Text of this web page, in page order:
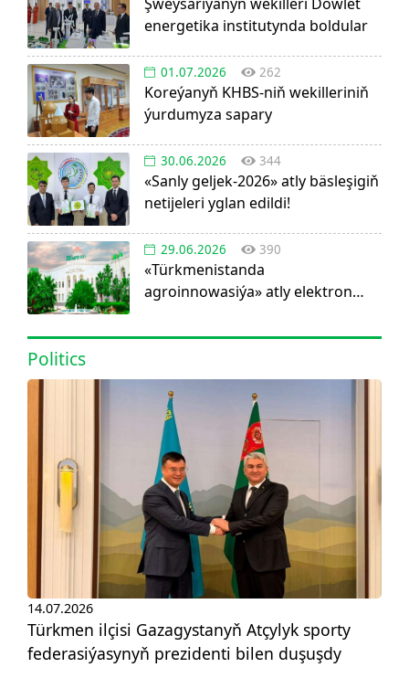
energetika institutynda boldular
01.07.2026 262
Koreýanyň KHBS-niň wekilleriniň
ýurdumyza sapary
30.06.2026 344
«Sanly geljek-2026» atly bäsleşigiň
netijeleri yglan edildi!
29.06.2026 390
«Türkmenistanda
agroinnowasiýa» atly elektron
Politics
14.07.2026
Türkmen ilçisi Gazagystanyň Atçylyk sporty
federasiýasynyň prezidenti bilen duşuşdy